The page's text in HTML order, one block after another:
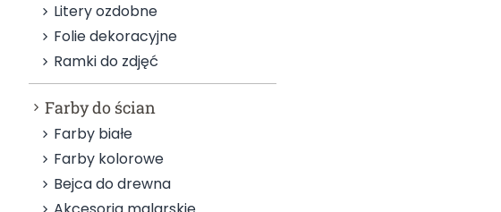
Litery ozdobne
Folie dekoracyjne
Ramki do zdjęć
Farby do ścian
Farby białe
Farby kolorowe
Bejca do drewna